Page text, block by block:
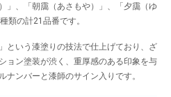
」、「朝靄（あさもや）」、「夕靄（ゆ
類の計21品番です。
という漆塗りの技法で仕上げており、ざ
ョン塗装が渋く、重厚感のある印象を与
ナンバーと漆師のサイン入りです。